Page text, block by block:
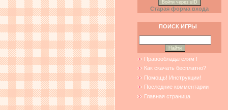
Войти через uID
Старая форма входа
ПОИСК ИГРЫ
Правообладателям !
Как скачать бесплатно?
Помощь! Инструкции!
Последние комментарии
Главная страница